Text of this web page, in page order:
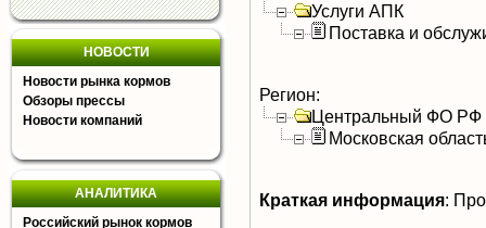
НОВОСТИ
Новости рынка кормов
Обзоры прессы
Новости компаний
АНАЛИТИКА
Российский рынок кормов
Услуги АПК
Поставка и
Регион:
Центральный ФО РФ
Московская
Краткая информация: